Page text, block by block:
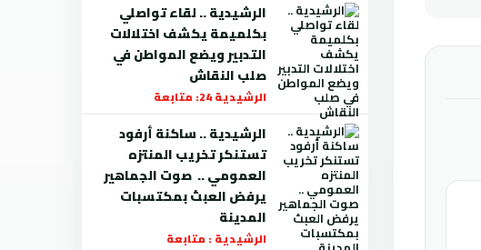
الرشيدية .. لقاء تواصلي
بكلميمة يكشف اختلالات
التدبير ويضع المواطن في
صلب النقاش
الرشيدية 24: متابعة
الرشيدية .. ساكنة أرفود
تستنكر تخريب المنتزه
العمومي .. صوت الجماهير
يرفض العبث بمكتسبات
المدينة
الرشيدية : متابعة